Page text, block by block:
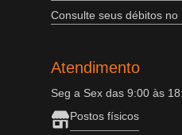
Consulte seus débitos no
Atendimento
Seg a Sex das 9:00 às
Postos físicos